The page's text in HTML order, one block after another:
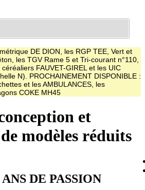
DE DION, les RGP TEE, Vert et
les TGV Rame 5 et Tri-courant n°110,
FAUVET-GIREL et les UIC
N). PROCHAINEMENT DISPONIBLE :
et les AMBULANCES, les
COKE MH45
et
modèles réduits
ANS DE PASSION